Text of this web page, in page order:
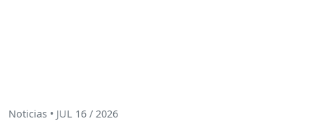
Noticias • JUL 16 / 2026